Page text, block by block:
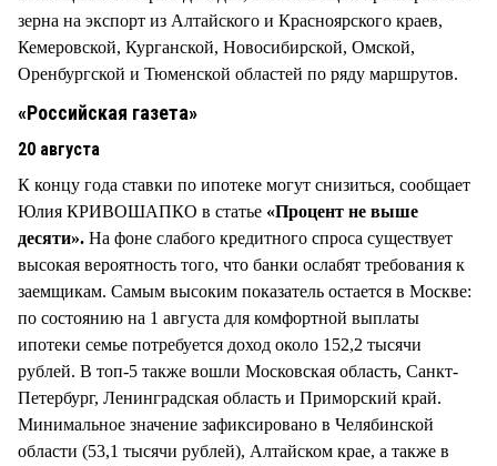
зерна на экспорт из Алтайского и Красноярского краев,
Кемеровской, Курганской, Новосибирской, Омской,
Оренбургской и Тюменской областей по ряду маршрутов.
«Российская газета»
20 августа
К концу года ставки по ипотеке могут снизиться, сообщает
Юлия КРИВОШАПКО в статье «Процент не выше
десяти». На фоне слабого кредитного спроса существует
высокая вероятность того, что банки ослабят требования к
заемщикам. Самым высоким показатель остается в Москве:
по состоянию на 1 августа для комфортной выплаты
ипотеки семье потребуется доход около 152,2 тысячи
рублей. В топ-5 также вошли Московская область, Санкт-
Петербург, Ленинградская область и Приморский край.
Минимальное значение зафиксировано в Челябинской
области (53,1 тысячи рублей), Алтайском крае, а также в